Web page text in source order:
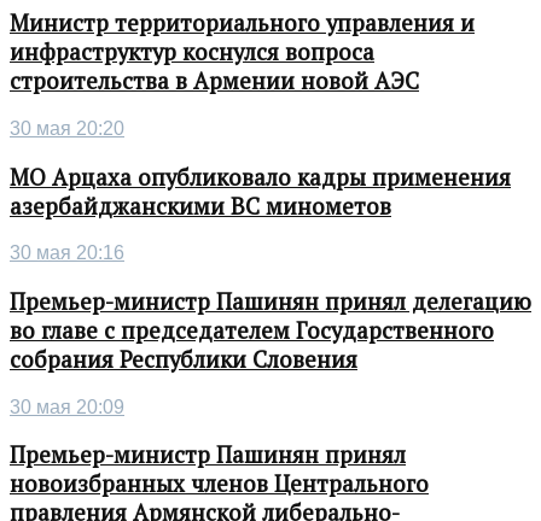
Министр территориального управления и
инфраструктур коснулся вопроса
строительства в Армении новой АЭС
30 мая 20:20
МО Арцаха опубликовало кадры применения
азербайджанскими ВС минометов
30 мая 20:16
Премьер-министр Пашинян принял делегацию
во главе с председателем Государственного
собрания Республики Словения
30 мая 20:09
Премьер-министр Пашинян принял
новоизбранных членов Центрального
правления Армянской либерально-